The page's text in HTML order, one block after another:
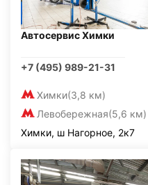
Автосервис Химки
+7 (495) 989-21-31
Химки(3,8 км)
Левобережная(5,6 км)
Химки, ш Нагорное, 2к7